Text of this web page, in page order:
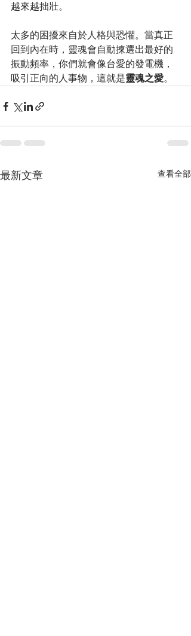
越來越拙壯。
太多的困擾來自於人格與恐懼。當真正
回到內在時，靈魂會自動揀選出最好的
振動頻率，你們就會像台愛的發電機，
吸引正向的人事物，這就是靈魂之愛。
最新文章 查看全部